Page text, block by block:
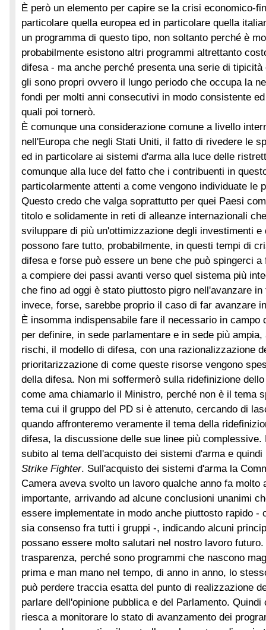
È però un elemento per capire se la crisi economico-
particolare quella europea ed in particolare quella
un programma di questo tipo, non soltanto perché è
probabilmente esistono altri programmi altrettanto
difesa - ma anche perché presenta una serie di
gli sono propri ovvero il lungo periodo che occupa la
fondi per molti anni consecutivi in modo consistente
quali poi tornerò.
È comunque una considerazione comune a livello
nell'Europa che negli Stati Uniti, il fatto di rivedere le
ed in particolare ai sistemi d'arma alla luce delle
comunque alla luce del fatto che i contribuenti in
particolarmente attenti a come vengono individuate le
Questo credo che valga soprattutto per quei Paesi
titolo e solidamente in reti di alleanze internazionali
sviluppare di più un'ottimizzazione degli investimenti
possono fare tutto, probabilmente, in questi tempi di
difesa e forse può essere un bene che può spingerci
a compiere dei passi avanti verso quel sistema più
che fino ad oggi è stato piuttosto pigro nell'avanzare
invece, forse, sarebbe proprio il caso di far avanzare
È insomma indispensabile fare il necessario in campo
per definire, in sede parlamentare e in sede più
rischi, il modello di difesa, con una razionalizzazione
prioritarizzazione di come queste risorse vengono
della difesa. Non mi soffermerò sulla ridefinizione
come ama chiamarlo il Ministro, perché non è il tema
tema cui il gruppo del PD si è attenuto, cercando di
quando affronteremo veramente il tema della
difesa, la discussione delle sue linee più complessive.
subito al tema dell'acquisto dei sistemi d'arma e
Strike Fighter. Sull'acquisto dei sistemi d'arma la
Camera aveva svolto un lavoro qualche anno fa molto
importante, arrivando ad alcune conclusioni unanimi
essere implementate in modo anche piuttosto rapido -
sia consenso fra tutti i gruppi -, indicando alcuni
possano essere molto salutari nel nostro lavoro
trasparenza, perché sono programmi che nascono
prima e man mano nel tempo, di anno in anno, lo
può perdere traccia esatta del punto di realizzazione
parlare dell'opinione pubblica e del Parlamento.
riesca a monitorare lo stato di avanzamento dei